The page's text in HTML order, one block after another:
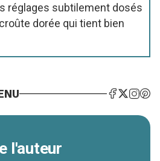
réglages subtilement dosés
dorée qui tient bien
l'auteur